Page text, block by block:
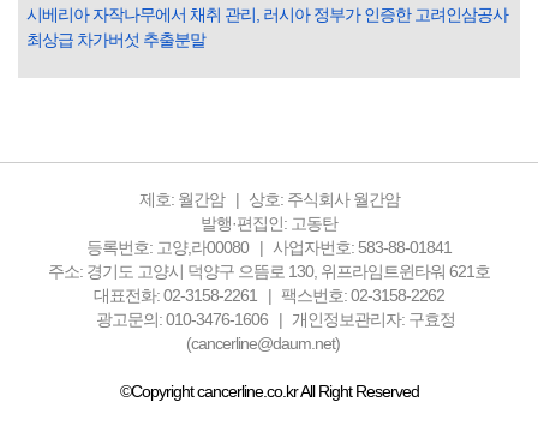
시베리아 자작나무에서 채취 관리, 러시아 정부가 인증한 고려인삼공사
최상급 차가버섯 추출분말
제호: 월간암
상호: 주식회사 월간암
발행·편집인: 고동탄
등록번호: 고양,라00080
사업자번호: 583-88-01841
주소: 경기도 고양시 덕양구 으뜸로 130, 위프라임트윈타워 621호
대표전화: 02-3158-2261
팩스번호: 02-3158-2262
광고문의: 010-3476-1606
개인정보관리자: 구효정
(cancerline@daum.net)
©Copyright cancerline.co.kr All Right Reserved